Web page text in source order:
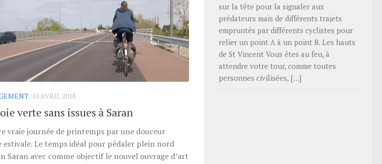
10 AVRIL 2018
verte sans issues à Saran
vraie journée de printemps par une douceur
estivale. Le temps idéal pour pédaler plein nord
Saran avec comme objectif le nouvel ouvrage d’art
sur la tête pour la signaler aux
prédateurs mais de différents trajets
empruntés par différents cyclistes pour
relier un point A à un point B. Les hauts
de St Vincent Vous êtes au feu, à
attendre votre tour, comme toutes
personnes civilisées, […]